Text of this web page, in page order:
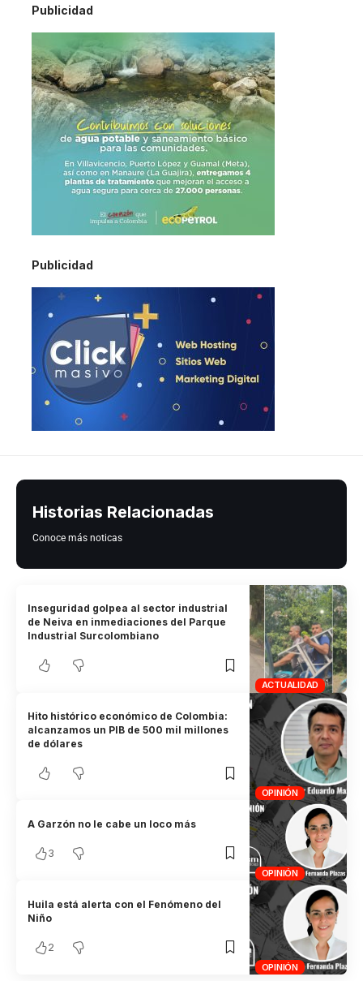
Publicidad
Publicidad
Historias Relacionadas
Conoce más noticas
ACTUALIDAD
Inseguridad golpea al sector industrial
de Neiva en inmediaciones del Parque
Industrial Surcolombiano
OPINIÓN
Hito histórico económico de Colombia:
alcanzamos un PIB de 500 mil millones
de dólares
OPINIÓN
A Garzón no le cabe un loco más
3
OPINIÓN
Huila está alerta con el Fenómeno del
Niño
2